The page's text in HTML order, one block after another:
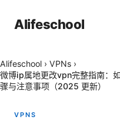
Alifeschool
Alifeschool › VPNs ›
微博ip属地更改vpn完整指南：
骤与注意事项（2025 更新）
VPNS